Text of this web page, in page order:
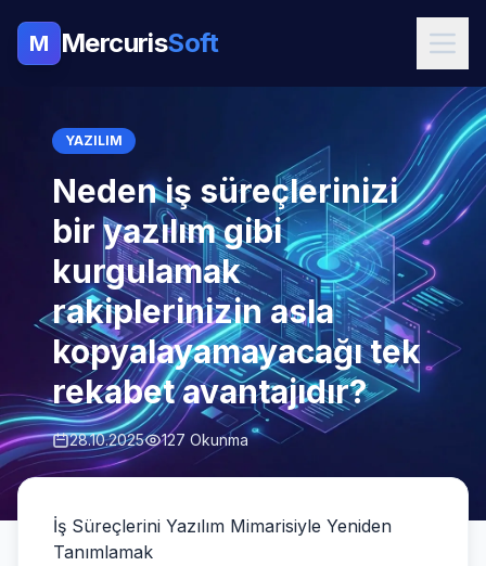
M MercurisSoft
YAZILIM
Neden iş süreçlerinizi
bir yazılım gibi
kurgulamak
rakiplerinizin asla
kopyalayamayacağı tek
rekabet avantajıdır?
28.10.2025 127 Okunma
İş Süreçlerini Yazılım Mimarisiyle Yeniden
Tanımlamak